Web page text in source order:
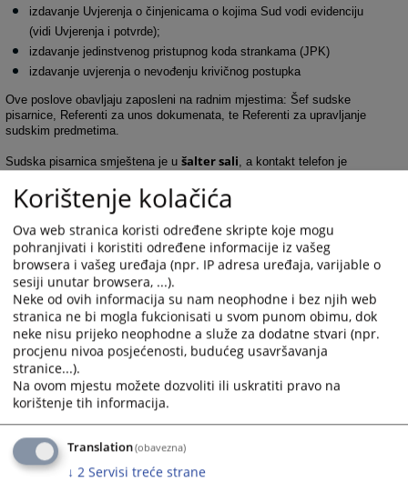
izdavanje Uvjerenja o činjenicama o kojima Sud vodi evidenciju
(vidi Uvjerenja i potvrde);
izdavanje jedinstvenog pristupnog koda strankama (JPK)
izdavanje uvjerenja o nevođenju krivičnog postupka
Ove poslove obavljaju zaposleni na radnim mjestima: Šef sudske
pisarnice, Referenti za unos dokumenata, te Referenti za upravljanje
sudskim predmetima.
Sudska pisarnica smještena je ušalter sali, a kontakt telefon je
1852PREGLEDA
Korištenje kolačića
Ova web stranica koristi određene skripte koje mogu
pohranjivati i koristiti određene informacije iz vašeg
browsera i vašeg uređaja (npr. IP adresa uređaja, varijable o
sesiji unutar browsera, ...).
Neke od ovih informacija su nam neophodne i bez njih web
stranica ne bi mogla fukcionisati u svom punom obimu, dok
neke nisu prijeko neophodne a služe za dodatne stvari (npr.
procjenu nivoa posjećenosti, budućeg usavršavanja
stranice...).
Na ovom mjestu možete dozvoliti ili uskratiti pravo na
korištenje tih informacija.
Translation(obavezna)
↓ 2 Servisi treće strane